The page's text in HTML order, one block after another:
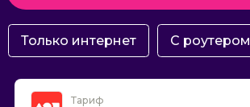
Только интернет С роутером
Тариф